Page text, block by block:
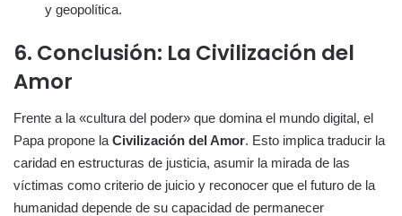
y geopolítica.
6. Conclusión: La Civilización del
Amor
Frente a la «cultura del poder» que domina el mundo digital, el
Papa propone la Civilización del Amor. Esto implica traducir la
caridad en estructuras de justicia, asumir la mirada de las
víctimas como criterio de juicio y reconocer que el futuro de la
humanidad depende de su capacidad de permanecer